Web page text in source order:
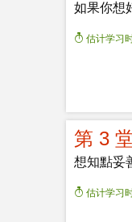
如果你想
估计学习
第 3
想知點妥
估计学习